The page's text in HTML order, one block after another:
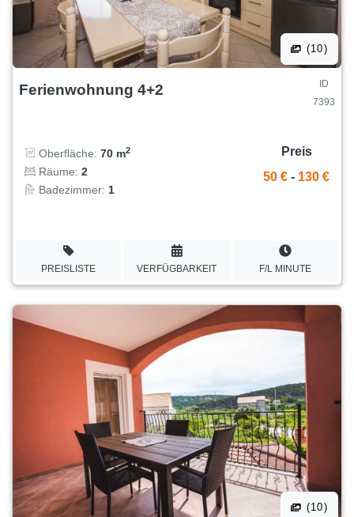
(10)
Ferienwohnung 4+2
ID
7393
Oberfläche: 70 m2
Räume: 2
Badezimmer: 1
Preis
50 € - 130 €
PREISLISTE VERFÜGBARKEIT F/L MINUTE
(10)